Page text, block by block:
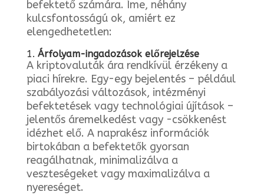
befektető számára. Íme, néhány
kulcsfontosságú ok, amiért ez
elengedhetetlen:
1. Árfolyam-ingadozások előrejelzése
A kriptovaluták ára rendkívül érzékeny a
piaci hírekre. Egy-egy bejelentés – például
szabályozási változások, intézményi
befektetések vagy technológiai újítások –
jelentős áremelkedést vagy -csökkenést
idézhet elő. A naprakész információk
birtokában a befektetők gyorsan
reagálhatnak, minimalizálva a
veszteségeket vagy maximalizálva a
nyereséget.